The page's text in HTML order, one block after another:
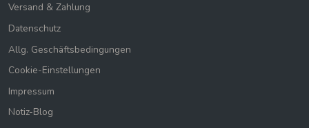
Versand & Zahlung
Datenschutz
Allg. Geschäftsbedingungen
Cookie-Einstellungen
Impressum
Notiz-Blog